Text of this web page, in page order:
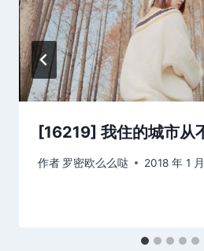
[16219] 我住的城市从
作者 罗密欧么么哒 2018 年 1